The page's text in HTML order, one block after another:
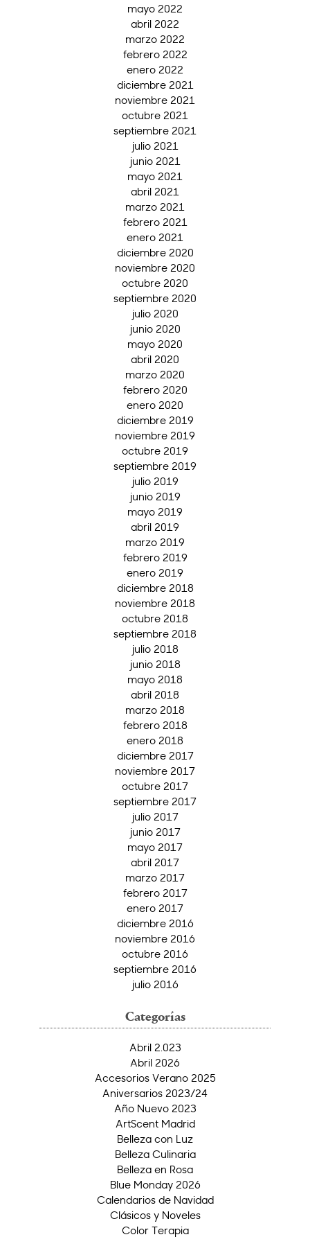
mayo 2022
abril 2022
marzo 2022
febrero 2022
enero 2022
diciembre 2021
noviembre 2021
octubre 2021
septiembre 2021
julio 2021
junio 2021
mayo 2021
abril 2021
marzo 2021
febrero 2021
enero 2021
diciembre 2020
noviembre 2020
octubre 2020
septiembre 2020
julio 2020
junio 2020
mayo 2020
abril 2020
marzo 2020
febrero 2020
enero 2020
diciembre 2019
noviembre 2019
octubre 2019
septiembre 2019
julio 2019
junio 2019
mayo 2019
abril 2019
marzo 2019
febrero 2019
enero 2019
diciembre 2018
noviembre 2018
octubre 2018
septiembre 2018
julio 2018
junio 2018
mayo 2018
abril 2018
marzo 2018
febrero 2018
enero 2018
diciembre 2017
noviembre 2017
octubre 2017
septiembre 2017
julio 2017
junio 2017
mayo 2017
abril 2017
marzo 2017
febrero 2017
enero 2017
diciembre 2016
noviembre 2016
octubre 2016
septiembre 2016
julio 2016
Categorías
Abril 2.023
Abril 2026
Accesorios Verano 2025
Aniversarios 2023/24
Año Nuevo 2023
ArtScent Madrid
Belleza con Luz
Belleza Culinaria
Belleza en Rosa
Blue Monday 2026
Calendarios de Navidad
Clásicos y Noveles
Color Terapia